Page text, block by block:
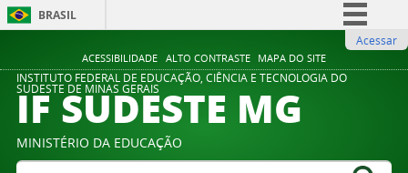
ACESSIBILIDADE ALTO CONTRASTE MAPA DO SITE
BRASIL
Comunica BR
Participe
Legislação
Acessar
INSTITUTO FEDERAL DE EDUCAÇÃO, CIÊNCIA E TECNOLOGIA DO
SUDESTE DE MINAS GERAIS
IF SUDESTE MG
MINISTÉRIO DA EDUCAÇÃO
Buscar no portal